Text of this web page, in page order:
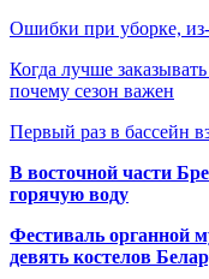
Ошибки при уборке, из-
Когда лучше
почему сезон важен
Первый раз в бассейн
В восточной части
горячую воду
Фестиваль органной
девять костелов